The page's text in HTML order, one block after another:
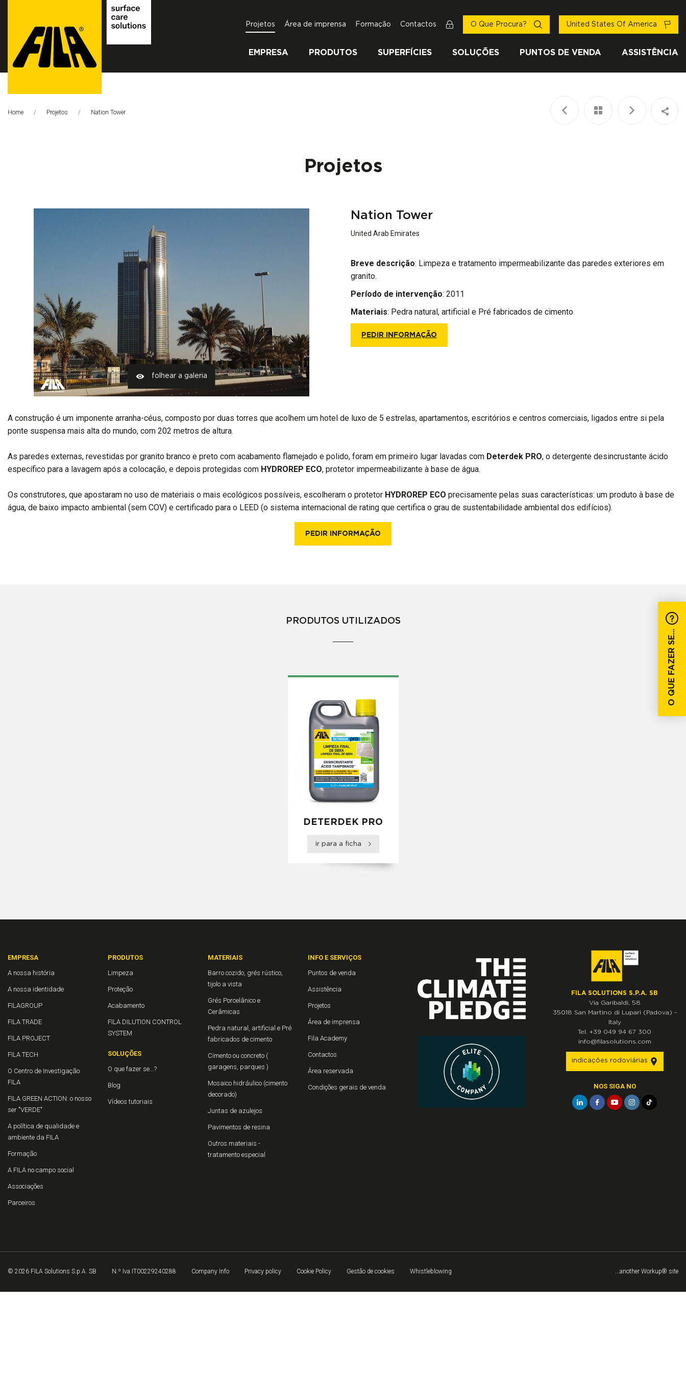
Solutions
EMPRESA PRODUTOS SUPERFÍCIES SOLUÇÕES PUNTOS DE VENDA ASSISTÊNCIA
Projetos Área de imprensa Formação Contactos O Que Procura? United States Of America
O QUE FAZER SE...
Home Projetos Página Atual:
Nation Tower
Projetos
folhear a galeria
Nation Tower
United Arab Emirates
Breve descrição: Limpeza e tratamento impermeabilizante das paredes exteriores em
granito.
Período de intervenção: 2011
Materiais: Pedra natural, artificial e Pré fabricados de cimento
PEDIR INFORMAÇÃO
A construção é um imponente arranha-céus, composto por duas torres que acolhem um hotel de luxo de 5 estrelas, apartamentos, escritórios e centros comerciais, ligados entre si pela
ponte suspensa mais alta do mundo, com 202 metros de altura.
As paredes externas, revestidas por granito branco e preto com acabamento flamejado e polido, foram em primeiro lugar lavadas com Deterdek PRO, o detergente desincrustante ácido
específico para a lavagem após a colocação, e depois protegidas com HYDROREP ECO, protetor impermeabilizante à base de água.
Os construtores, que apostaram no uso de materiais o mais ecológicos possíveis, escolheram o protetor HYDROREP ECO precisamente pelas suas características: um produto à base de
água, de baixo impacto ambiental (sem COV) e certificado para o LEED (o sistema internacional de rating que certifica o grau de sustentabilidade ambiental dos edifícios).
PEDIR INFORMAÇÃO
PRODUTOS UTILIZADOS
DETERDEK PRO
ir para a ficha
EMPRESA
A nossa história
A nossa identidade
FILAGROUP
FILA TRADE
FILA PROJECT
FILA TECH
O Centro de Investigação
FILA
FILA GREEN ACTION: o nosso
ser "VERDE"
A política de qualidade e
ambiente da FILA
Formação
A FILA no campo social
Associações
Parceiros
PRODUTOS
Limpeza
Proteção
Acabamento
FILA DILUTION CONTROL
SYSTEM
SOLUÇÕES
O que fazer se...?
Blog
Vídeos tutoriais
MATERIAIS
Barro cozido, grés rústico,
tijolo a vista
Grés Porcelânico e
Cerâmicas
Pedra natural, artificial e Pré
fabricados de cimento
Cimento ou concreto (
garagens, parques )
Mosaico hidráulico (cimento
decorado)
Juntas de azulejos
Pavimentos de resina
Outros materiais -
tratamento especial
INFO E SERVIÇOS
Puntos de venda
Assistência
Projetos
Área de imprensa
Fila Academy
Contactos
Área reservada
Condições gerais de venda
FILA SOLUTIONS S.P.A. SB
Via Garibaldi, 58
35018 San Martino di Lupari (Padova) -
Italy
Tel. +39 049 94 67 300
info@filasolutions.com
indicações rodoviárias
NOS SIGA NO
© 2026 FILA Solutions S.p.A. SB N.º Iva IT00229240288 Company Info Privacy policy Cookie Policy Gestão de cookies Whistleblowing ...another Workup® site